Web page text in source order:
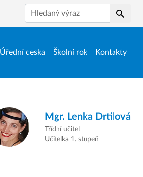
Úřední deska Školní rok Kontakty
Hledat
Mgr. Lenka Drtilová
Třídní učitel
Učitelka 1. stupeň